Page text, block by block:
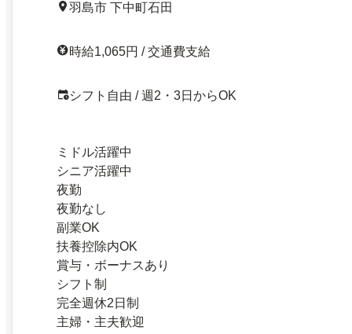
羽島市 下中町石田
時給1,065円 / 交通費支給
シフト自由 / 週2・3日からOK
ミドル活躍中
シニア活躍中
夜勤
夜勤なし
副業OK
扶養控除内OK
賞与・ボーナスあり
シフト制
完全週休2日制
主婦・主夫歓迎